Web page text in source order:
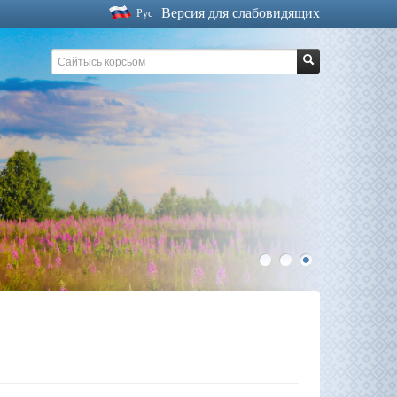
Версия для слабовидящих
Рус
1 2 3